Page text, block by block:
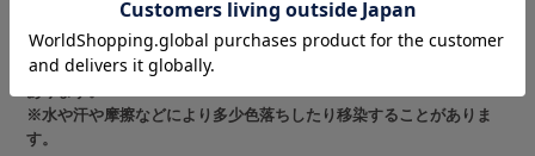
※全て手作業で染色する為、画像と実際の商品の色見が1枚1枚異な
る場合がありますので、予めご了承ください。
※染色の特性上、記載されたサイズチャートより若干前後する場合が
※水や汗や摩擦などにより多少色落ちしたり移染することがありま
す。